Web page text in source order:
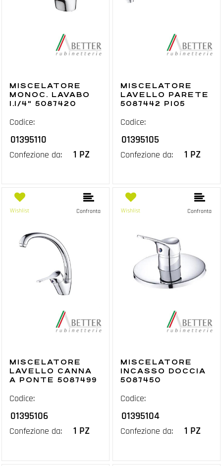
MISCELATORE
MONOC. LAVABO
1.1/4" 5087420
Codice:
01395110
Confezione da: 1 PZ
MISCELATORE
LAVELLO PARETE
5087442 P105
Codice:
01395105
Confezione da: 1 PZ
Wishlist Confronta
MISCELATORE
LAVELLO CANNA
A PONTE 5087499
Codice:
01395106
Confezione da: 1 PZ
Wishlist Confronta
MISCELATORE
INCASSO DOCCIA
5087450
Codice:
01395104
Confezione da: 1 PZ